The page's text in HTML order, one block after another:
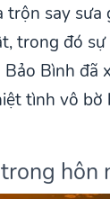
say sưa
trong đó
Bình đã
tình vô bờ
hôn